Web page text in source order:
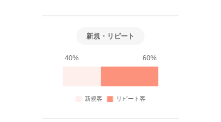
新規・リピート
40% 60%